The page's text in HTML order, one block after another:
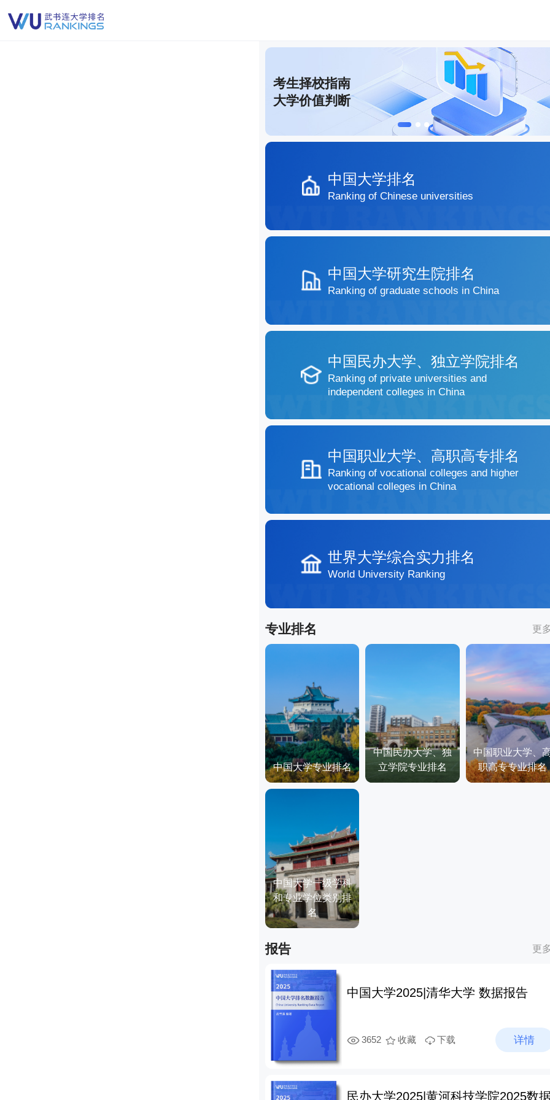
考生择校指南
大学价值判断
中国大学排名
Ranking of Chinese universities
中国大学研究生院排名
Ranking of graduate schools in China
中国民办大学、独立学院排名
Ranking of private universities and
independent colleges in China
中国职业大学、高职高专排名
Ranking of vocational colleges and higher
vocational colleges in China
世界大学综合实力排名
World University Ranking
专业排名 更
中国大学专业排名
中国民办大学、独
立学院专业排名
中国职业大学、
职高专专业排名
中国大学一级学科
和专业学位类别排
名
报告 更
中国大学2025|清华大学 数据报告
3652 收藏 下载 详情
民办大学2025|黄河科技学院2025数